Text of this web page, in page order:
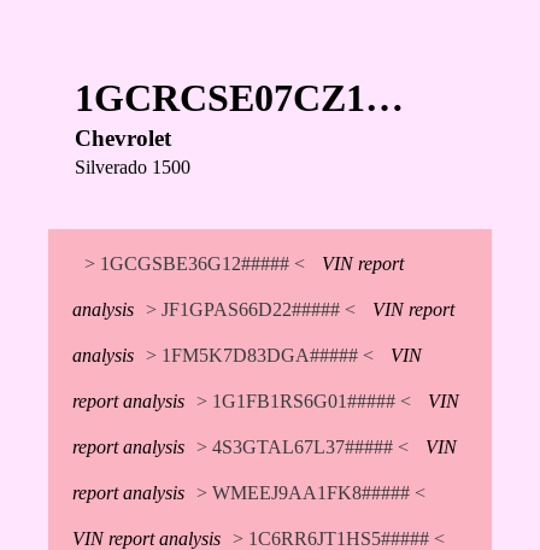
1GCRCSE07CZ1…
Chevrolet
Silverado 1500
> 1GCGSBE36G12##### < VIN report
analysis > JF1GPAS66D22##### < VIN report
analysis > 1FM5K7D83DGA##### < VIN
report analysis > 1G1FB1RS6G01##### < VIN
report analysis > 4S3GTAL67L37##### < VIN
report analysis > WMEEJ9AA1FK8##### <
VIN report analysis > 1C6RR6JT1HS5##### <